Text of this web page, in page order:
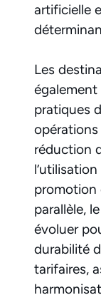
artificielle
Les
également
pratiques
réduction
promotion
parallèle, le
évoluer
durabilité
tarifaires,